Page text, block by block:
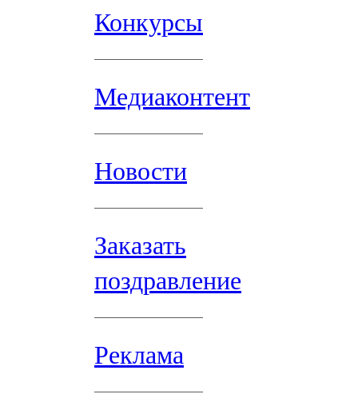
Конкурсы
Медиаконтент
Новости
Заказать
поздравление
Реклама